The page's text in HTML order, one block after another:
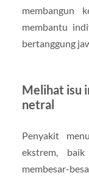
membangun
membantu
bertanggung
Melihat isu
netral
Penyakit
ekstrem,
membesar-